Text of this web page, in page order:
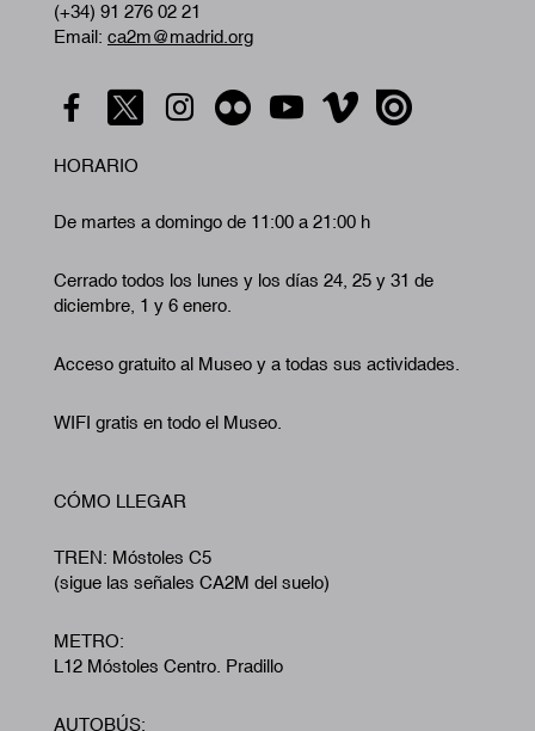
(+34) 91 276 02 21
Email: ca2m@madrid.org
HORARIO
De martes a domingo de 11:00 a 21:00 h
Cerrado todos los lunes y los días 24, 25 y 31 de
diciembre, 1 y 6 enero.
Acceso gratuito al Museo y a todas sus actividades.
WIFI gratis en todo el Museo.
CÓMO LLEGAR
TREN: Móstoles C5
(sigue las señales CA2M del suelo)
METRO:
L12 Móstoles Centro. Pradillo
AUTOBÚS: